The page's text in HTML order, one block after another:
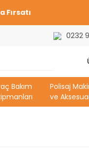
Fırsatı
0232
Bakım
Polisaj
ve